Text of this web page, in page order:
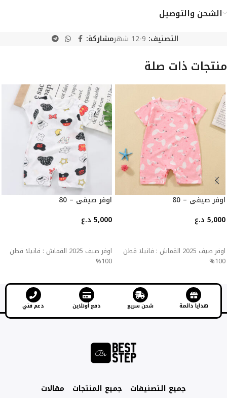
الشحن والتوصيل
التصنيف: 9-12 شهر مشاركة:
منتجات ذات صلة
اوفر صيفي – 80
5,000 د.ع
اوفر صيف 2025 القماش : فانيلا قطن
100%
اوفر صيفي – 80
5,000 د.ع
اوفر صيف 2025 القماش : فانيلا قطن
100%
هدايا دائمة شحن سريع دفع أونلاين دعم فني
جميع التصنيفات جميع المنتجات مقالات